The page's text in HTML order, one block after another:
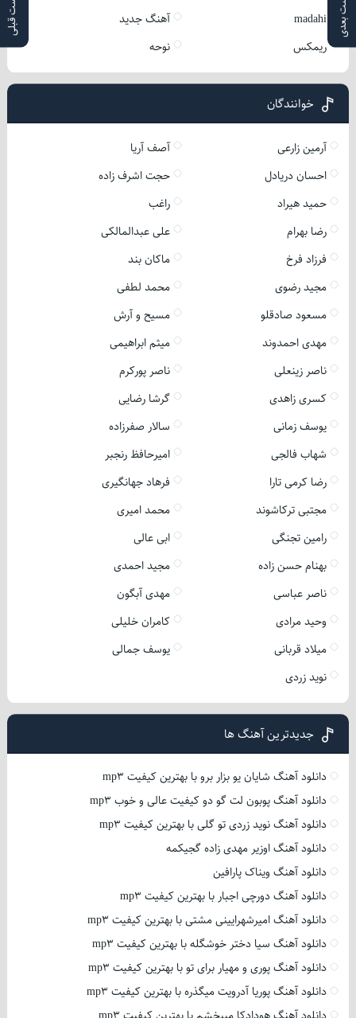
پست بعدی پست قبلی madahi
آهنگ جدید
ریمکس
نوحه
خوانندگان
آرمین زارعی
آصف آریا
احسان دریادل
حجت اشرف زاده
حمید هیراد
راغب
رضا بهرام
علی عبدالمالکی
فرزاد فرخ
ماکان بند
مجید رضوی
محمد لطفی
مسعود صادقلو
مسیح و آرش
مهدی احمدوند
میثم ابراهیمی
ناصر زینعلی
ناصر پورکرم
کسری زاهدی
گرشا رضایی
یوسف زمانی
سالار صفرزاده
شهاب فالجی
امیرحافظ رنجبر
رضا کرمی تارا
فرهاد جهانگیری
مجتبی ترکاشوند
محمد امیری
رامین تجنگی
ابی عالی
بهنام حسن زاده
مجید احمدی
ناصر عباسی
مهدی آبگون
وحید مرادی
کامران خلیلی
میلاد قربانی
یوسف جمالی
نوید زردی
جدیدترین آهنگ ها
دانلود آهنگ شایان یو بزار برو با بهترین کیفیت mp3
دانلود آهنگ پوبون لت گو دو کیفیت عالی و خوب mp3
دانلود آهنگ نوید زردی تو گلی با بهترین کیفیت mp3
دانلود آهنگ اوزیر مهدی زاده گجیکمه
دانلود آهنگ ویناک پارافین
دانلود آهنگ دورچی اجبار با بهترین کیفیت mp3
دانلود آهنگ امیرشهرایینی مشتی با بهترین کیفیت mp3
دانلود آهنگ سیا دختر خوشگله با بهترین کیفیت mp3
دانلود آهنگ پوری و مهیار برای تو با بهترین کیفیت mp3
دانلود آهنگ پوریا آدرویت میگذره با بهترین کیفیت mp3